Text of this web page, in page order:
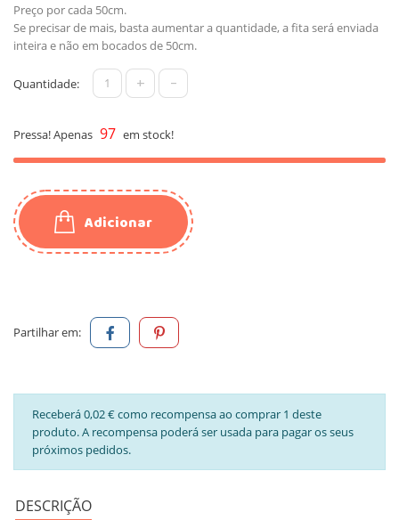
Preço por cada 50cm.
Se precisar de mais, basta aumentar a quantidade, a fita será enviada
inteira e não em bocados de 50cm.
Quantidade: + -
Pressa! Apenas 97 em stock!
Adicionar
Partilhar em:
Receberá 0,02 € como recompensa ao comprar 1 deste
produto. A recompensa poderá ser usada para pagar os seus
próximos pedidos.
DESCRIÇÃO